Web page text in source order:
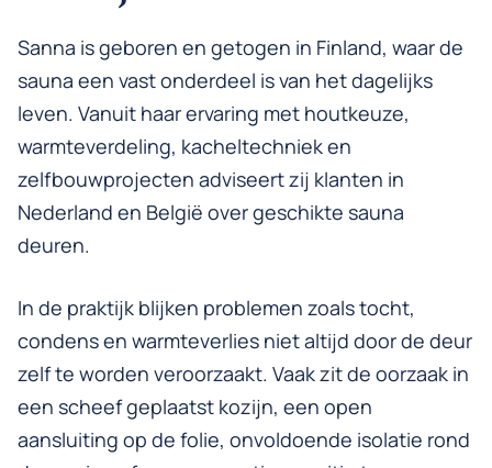
Sanna is geboren en getogen in Finland, waar de
sauna een vast onderdeel is van het dagelijks
leven. Vanuit haar ervaring met houtkeuze,
warmteverdeling, kacheltechniek en
zelfbouwprojecten adviseert zij klanten in
Nederland en België over geschikte sauna
deuren.
In de praktijk blijken problemen zoals tocht,
condens en warmteverlies niet altijd door de deur
zelf te worden veroorzaakt. Vaak zit de oorzaak in
een scheef geplaatst kozijn, een open
aansluiting op de folie, onvoldoende isolatie rond